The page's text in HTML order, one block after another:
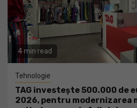
4 min read
Tehnologie
TAG investește 500.000 de
2026, pentru modernizarea